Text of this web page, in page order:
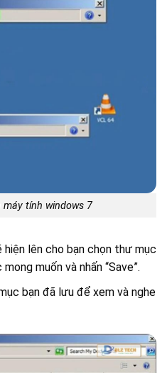
máy tính windows 7
lên cho bạn chọn thư mục
muốn và nhấn “Save”.
bạn đã lưu để xem và nghe